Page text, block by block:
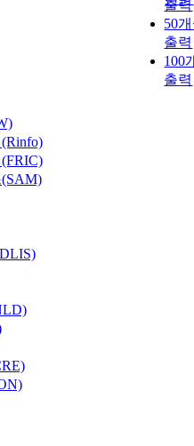
출력
50
출력
100
출력